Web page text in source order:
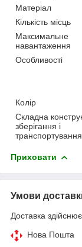
Матеріал
Кількість місць
Максимальне
навантаження
Особливості
Колір
Складна
зберігання і
транспортування
Приховати
Умови
Доставка
Нова Пошта